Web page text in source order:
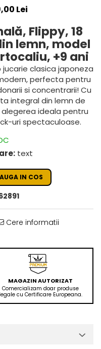
Lei
Flippy, 18
lemn, model
+9 ani
jucarie clasica japoneza
perfecta pentru
si concentrarii! Cu
integral din lemn de
ideala pentru
uri spectaculoase.
text
IN COS
Cere informatii
MAGAZIN AUTORIZAT
Comercializam doar produse
legale cu Certificare Europeana.